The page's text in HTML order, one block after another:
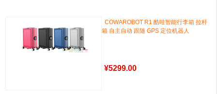
COWAROBOT R1 酷哇智能行李箱 拉杆
箱 自主自动 跟随 GPS 定位机器人
¥5299.00